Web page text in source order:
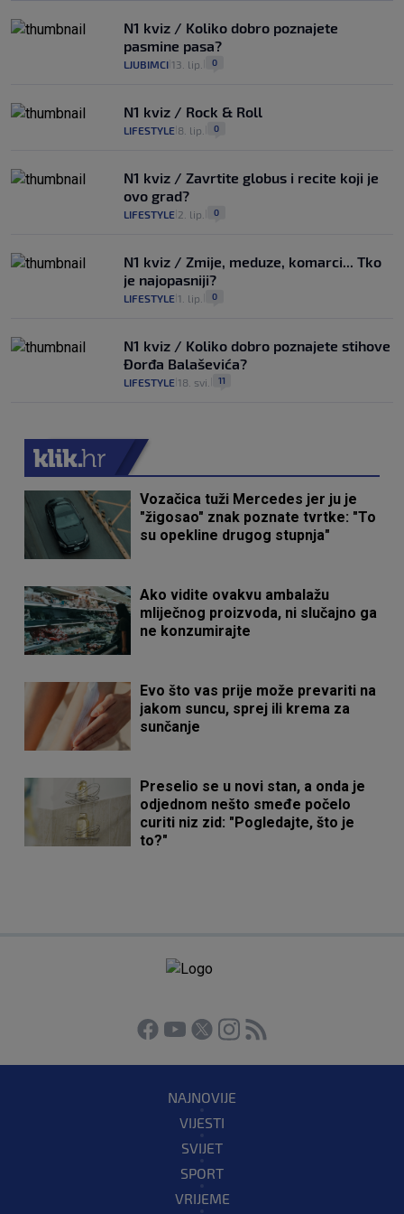
N1 kviz / Koliko dobro poznajete
pasmine pasa?
LJUBIMCI 13. lip. 0
N1 kviz / Rock & Roll
LIFESTYLE 8. lip. 0
N1 kviz / Zavrtite globus i recite koji je
ovo grad?
LIFESTYLE 2. lip. 0
N1 kviz / Zmije, meduze, komarci... Tko
je najopasniji?
LIFESTYLE 1. lip. 0
N1 kviz / Koliko dobro poznajete stihove
Đorđa Balaševića?
LIFESTYLE 18. svi. 11
Vozačica tuži Mercedes jer ju je
"žigosao" znak poznate tvrtke: "To
su opekline drugog stupnja"
Ako vidite ovakvu ambalažu
mliječnog proizvoda, ni slučajno ga
ne konzumirajte
Evo što vas prije može prevariti na
jakom suncu, sprej ili krema za
sunčanje
Preselio se u novi stan, a onda je
odjednom nešto smeđe počelo
curiti niz zid: "Pogledajte, što je
to?"
NAJNOVIJE
VIJESTI
SVIJET
SPORT
VRIJEME